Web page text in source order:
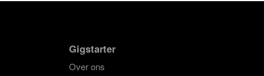
Gigstarter
Over ons